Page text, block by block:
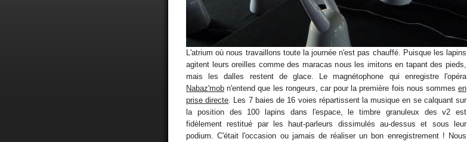
L'atrium où nous travaillons toute la journée n'est pas chauffé. Puisque les lapins
agitent leurs oreilles comme des maracas nous les imitons en tapant des pieds,
mais les dalles restent de glace. Le magnétophone qui enregistre l'opéra
Nabaz'mob n'entend que les rongeurs, car pour la première fois nous sommes en
prise directe . Les 7 baies de 16 voies répartissent la musique en se calquant sur
la position des 100 lapins dans l'espace, le timbre granuleux des v2 est
fidèlement restitué par les haut-parleurs dissimulés au-dessus et sous leur
podium. C'était l'occasion ou jamais de réaliser un bon enregistrement ! Nous